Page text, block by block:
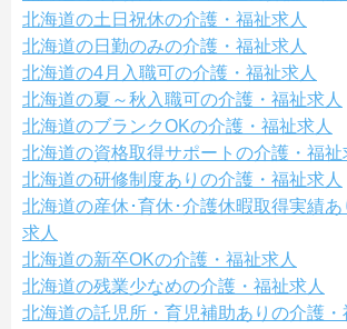
北海道の土日祝休の介護・福祉求人
北海道の日勤のみの介護・福祉求人
北海道の4月入職可の介護・福祉求人
北海道の夏～秋入職可の介護・福祉求人
北海道のブランクOKの介護・福祉求人
北海道の資格取得サポートの介護・福祉
北海道の研修制度ありの介護・福祉求人
北海道の産休･育休･介護休暇取得実績
求人
北海道の新卒OKの介護・福祉求人
北海道の残業少なめの介護・福祉求人
北海道の託児所・育児補助ありの介護・